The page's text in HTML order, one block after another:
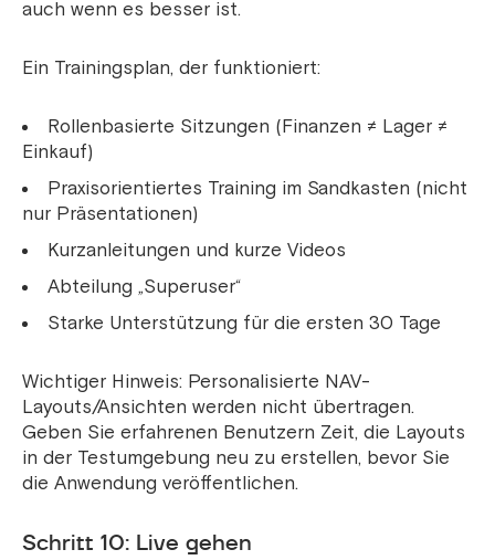
auch wenn es besser ist.
Ein Trainingsplan, der funktioniert:
Rollenbasierte Sitzungen (Finanzen ≠ Lager ≠
Einkauf)
Praxisorientiertes Training im Sandkasten (nicht
nur Präsentationen)
Kurzanleitungen und kurze Videos
Abteilung „Superuser“
Starke Unterstützung für die ersten 30 Tage
Wichtiger Hinweis: Personalisierte NAV-
Layouts/Ansichten werden nicht übertragen.
Geben Sie erfahrenen Benutzern Zeit, die Layouts
in der Testumgebung neu zu erstellen, bevor Sie
die Anwendung veröffentlichen.
Schritt 10: Live gehen